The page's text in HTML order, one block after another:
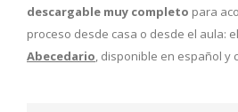
descargable muy completo para
proceso desde casa o desde el aula: el
Abecedario, disponible en español y